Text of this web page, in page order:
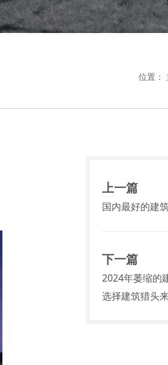
位置：
上一篇
国内最好的建
下一篇
2024年萎缩的
选择建筑猎头